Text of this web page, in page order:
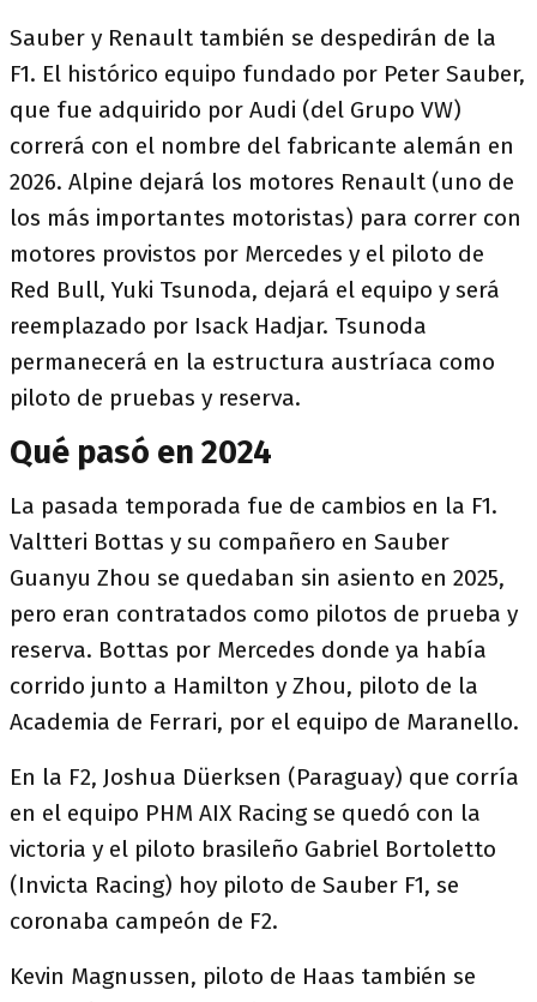
Sauber y Renault también se despedirán de la
F1. El histórico equipo fundado por Peter Sauber,
que fue adquirido por Audi (del Grupo VW)
correrá con el nombre del fabricante alemán en
2026. Alpine dejará los motores Renault (uno de
los más importantes motoristas) para correr con
motores provistos por Mercedes y el piloto de
Red Bull, Yuki Tsunoda, dejará el equipo y será
reemplazado por Isack Hadjar. Tsunoda
permanecerá en la estructura austríaca como
piloto de pruebas y reserva.
Qué pasó en 2024
La pasada temporada fue de cambios en la F1.
Valtteri Bottas y su compañero en Sauber
Guanyu Zhou se quedaban sin asiento en 2025,
pero eran contratados como pilotos de prueba y
reserva. Bottas por Mercedes donde ya había
corrido junto a Hamilton y Zhou, piloto de la
Academia de Ferrari, por el equipo de Maranello.
En la F2, Joshua Düerksen (Paraguay) que corría
en el equipo PHM AIX Racing se quedó con la
victoria y el piloto brasileño Gabriel Bortoletto
(Invicta Racing) hoy piloto de Sauber F1, se
coronaba campeón de F2.
Kevin Magnussen, piloto de Haas también se